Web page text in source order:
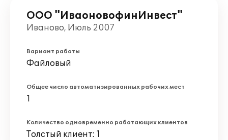
ООО "ИваоновофинИнвест"
Иваново, Июль 2007
Вариант работы
Файловый
Общее число автоматизированных рабочих мест
1
Количество одновременно работающих клиентов
Толстый клиент: 1